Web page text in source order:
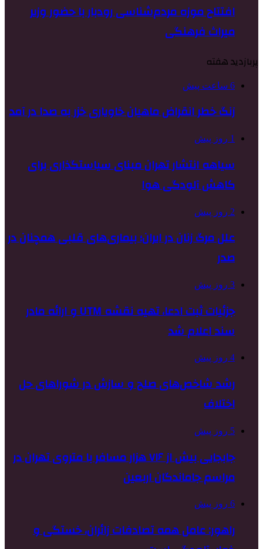
افتتاح موزه مردم‌شناسی رودبار با حضور وزیر
میراث فرهنگی
پربازدید هفته
6 ساعت پیش
زنگ خطر انقراض ماهیان خاویاری خزر به صدا در آمد
1 روز پیش
سیاهه انتشار تهران مبنای سیاستگذاری برای
کاهش آلودگی هوا
2 روز پیش
علل مرگ زنان در ایران؛ بیماری‌های قلبی همچنان در
صدر
3 روز پیش
جزئیات ثبت ادعا، تهیه نقشه UTM و ارائه مادر
سند اعلام شد
4 روز پیش
رشد شاخص‌های صلح و سازش در شوراهای حل
اختلاف
5 روز پیش
جابجایی بیش از ۷۱۶ هزار مسافر با متروی تهران در
مراسم جاماندگان اربعین
6 روز پیش
راهور: عامل همه تصادفات زائران، خستگی و